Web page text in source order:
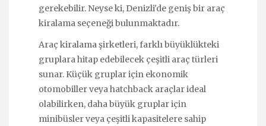
gerekebilir. Neyse ki, Denizli'de geniş bir araç
kiralama seçeneği bulunmaktadır.
Araç kiralama şirketleri, farklı büyüklükteki
gruplara hitap edebilecek çeşitli araç türleri
sunar. Küçük gruplar için ekonomik
otomobiller veya hatchback araçlar ideal
olabilirken, daha büyük gruplar için
minibüsler veya çeşitli kapasitelere sahip